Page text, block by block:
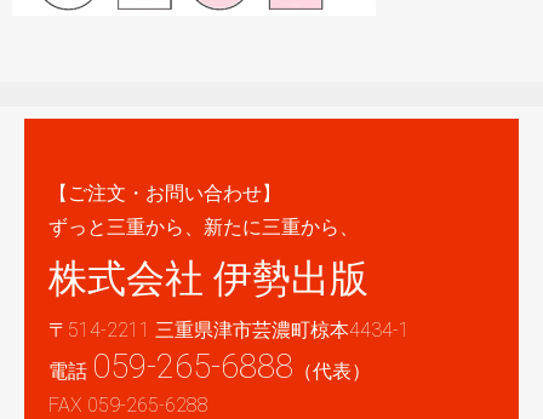
【ご注文・お問い合わせ】
ずっと三重から、新たに三重から、
株式会社 伊勢出版
〒514-2211 三重県津市芸濃町椋本4434-1
電話 059-265-6888 （代表）
FAX 059-265-6288